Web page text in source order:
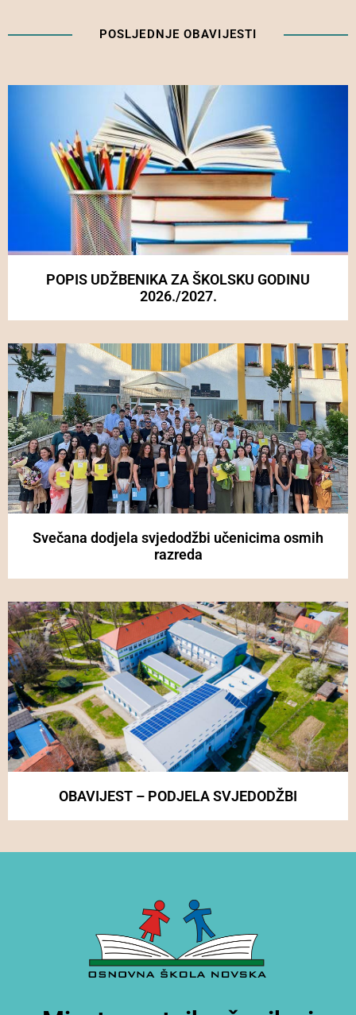
POSLJEDNJE OBAVIJESTI
POPIS UDŽBENIKA ZA ŠKOLSKU GODINU
2026./2027.
Svečana dodjela svjedodžbi učenicima osmih
razreda
OBAVIJEST – PODJELA SVJEDODŽBI